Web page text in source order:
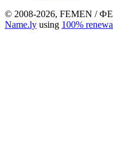
© 2008-2026, FEMEN /
Name.ly using 100%